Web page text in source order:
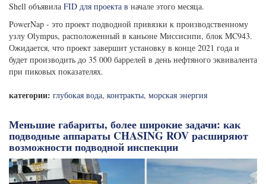
Shell объявила FID для проекта в начале этого месяца.
PowerNap - это проект подводной привязки к производственному
узлу Olympus, расположенный в каньоне Миссисипи, блок MC943.
Ожидается, что проект завершит установку в конце 2021 года и
будет производить до 35 000 баррелей в день нефтяного эквивалента
при пиковых показателях.
категории: глубокая вода, контракты, морская энергия
Меньшие габариты, более широкие задачи: как
подводные аппараты CHASING ROV расширяют
возможности подводной инспекции